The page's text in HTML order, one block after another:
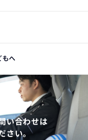
もへ
せ
い合わせは
さい。